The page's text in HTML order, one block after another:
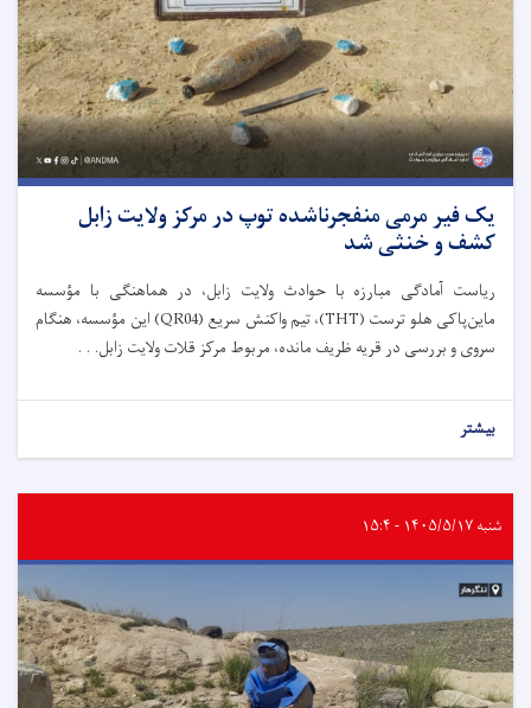
یک فیر مرمی منفجرناشده توپ در مرکز ولایت زابل
کشف و خنثی شد
ریاست آمادگی مبارزه با حوادث ولایت زابل، در هماهنگی با مؤسسه
ماین‌پاکی هلو ترست (THT)، تیم واکنش سریع (QR04) این مؤسسه، هنگام
سروی و بررسی در قریه ظریف مانده، مربوط مرکز قلات ولایت زابل. . .
بیشتر
شنبه ۱۴۰۵/۵/۱۷ - ۱۵:۴